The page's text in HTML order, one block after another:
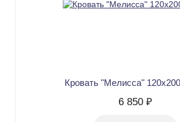
Кровать "Мелисса"
6 850 ₽